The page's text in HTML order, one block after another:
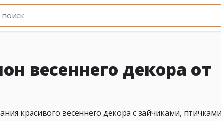
весеннего декора от
красивого весеннего декора с зайчиками,